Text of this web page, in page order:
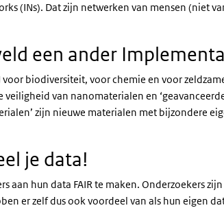
(INs). Dat zijn netwerken van mensen (niet
een ander
biodiversiteit, voor chemie en voor
veiligheid van nanomaterialen en
zijn nieuwe materialen met bijzondere
je data!
aan hun data FAIR te maken. Onderzoekers
er zelf dus ook voordeel van als hun eigen